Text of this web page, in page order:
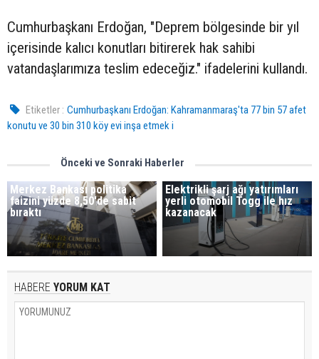
Cumhurbaşkanı Erdoğan, "Deprem bölgesinde bir yıl
içerisinde kalıcı konutları bitirerek hak sahibi
vatandaşlarımıza teslim edeceğiz." ifadelerini kullandı.
Etiketler : Cumhurbaşkanı Erdoğan: Kahramanmaraş'ta 77 bin 57 afet
konutu ve 30 bin 310 köy evi inşa etmek i
Önceki ve Sonraki Haberler
Merkez Bankası politika
faizini yüzde 8,50'de sabit
bıraktı
Elektrikli şarj ağı yatırımları
yerli otomobil Togg ile hız
kazanacak
HABERE YORUM KAT